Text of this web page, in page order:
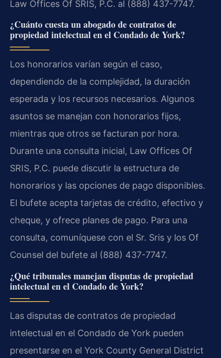
Law Offices Of SRIS, P.C. al (888) 437-7747.
¿Cuánto cuesta un abogado de contratos de
propiedad intelectual en el Condado de York?
Los honorarios varían según el caso,
dependiendo de la complejidad, la duración
esperada y los recursos necesarios. Algunos
asuntos se manejan con honorarios fijos,
mientras que otros se facturan por hora.
Durante una consulta inicial, Law Offices Of
SRIS, P.C. puede discutir la estructura de
honorarios y las opciones de pago disponibles.
El bufete acepta tarjetas de crédito, efectivo y
cheque, y ofrece planes de pago. Para una
consulta, comuníquese con el Sr. Sris y los Of
Counsel del bufete al (888) 437-7747.
¿Qué tribunales manejan disputas de propiedad
intelectual en el Condado de York?
Las disputas de contratos de propiedad
intelectual en el Condado de York pueden
presentarse en el York County General District